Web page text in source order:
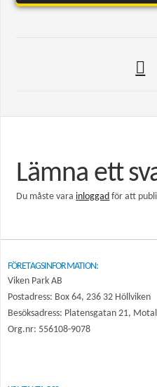
Lämna ett
Du måste vara inloggad för att
FÖRETAGSINFORMATION:
Viken Park AB
Postadress: Box 64, 236 32 Höllviken
Besöksadress: Platensgatan 21,
Org.nr: 556108-9078